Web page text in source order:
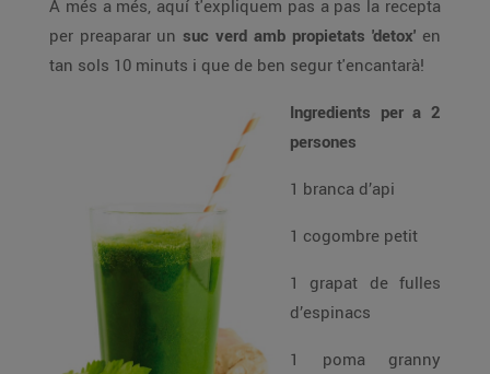
A més a més, aquí t'expliquem pas a pas la recepta
per preaparar un suc verd amb propietats 'detox' en
tan sols 10 minuts i que de ben segur t'encantarà!
Ingredients per a 2
persones
1 branca d’api
1 cogombre petit
1 grapat de fulles
d’espinacs
1 poma granny